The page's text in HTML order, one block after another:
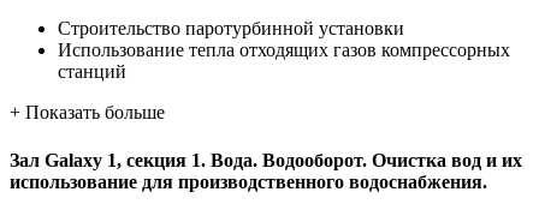
Строительство паротурбинной установки
Использование тепла отходящих газов компрессорных
станций
+ Показать больше
Зал Galaxy 1, секция 1. Вода. Водооборот. Очистка вод и их
использование для производственного водоснабжения.